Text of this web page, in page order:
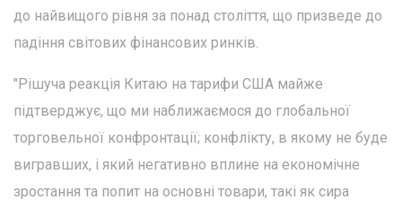
до найвищого рівня за понад століття, що призведе до
падіння світових фінансових ринків.
"Рішуча реакція Китаю на тарифи США майже
підтверджує, що ми наближаємося до глобальної
торговельної конфронтації; конфлікту, в якому не буде
вигравших, і який негативно вплине на економічне
зростання та попит на основні товари, такі як сира